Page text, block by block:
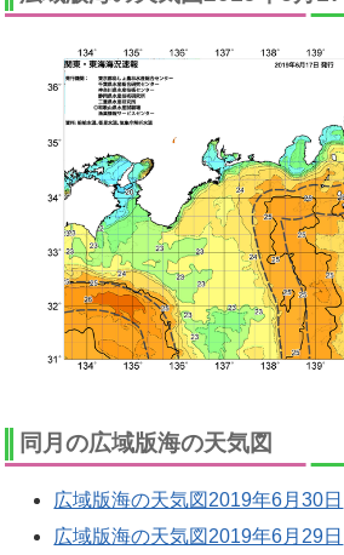
同月の広域版海の天気図
広域版海の天気図2019年6月30日
広域版海の天気図2019年6月29日